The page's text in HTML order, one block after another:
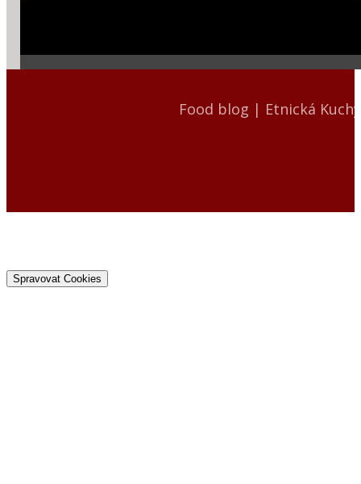
Food blog | Etnická
Spravovat Cookies